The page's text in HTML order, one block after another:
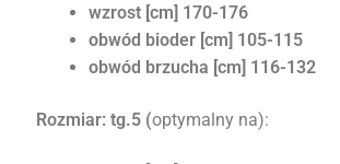
wzrost [cm] 170-176
obwód bioder [cm] 105-115
obwód brzucha [cm] 116-132
Rozmiar: tg.5 (optymalny na):